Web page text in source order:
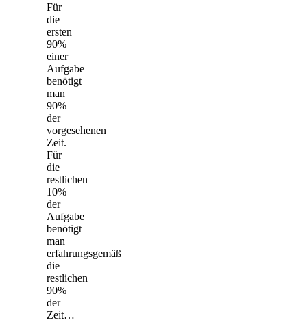
Für
die
ersten
90%
einer
Aufgabe
benötigt
man
90%
der
vorgesehenen
Zeit.
Für
die
restlichen
10%
der
Aufgabe
benötigt
man
erfahrungsgemäß
die
restlichen
90%
der
Zeit…